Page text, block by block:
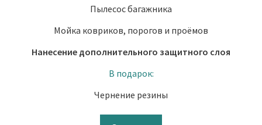
Пылесос багажника
Мойка ковриков, порогов и проёмов
Нанесение дополнительного защитного слоя
В подарок:
Чернение резины